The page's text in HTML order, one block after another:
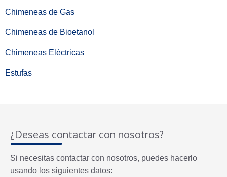
Chimeneas de Gas
Chimeneas de Bioetanol
Chimeneas Eléctricas
Estufas
¿Deseas contactar con nosotros?
Si necesitas contactar con nosotros, puedes hacerlo
usando los siguientes datos: